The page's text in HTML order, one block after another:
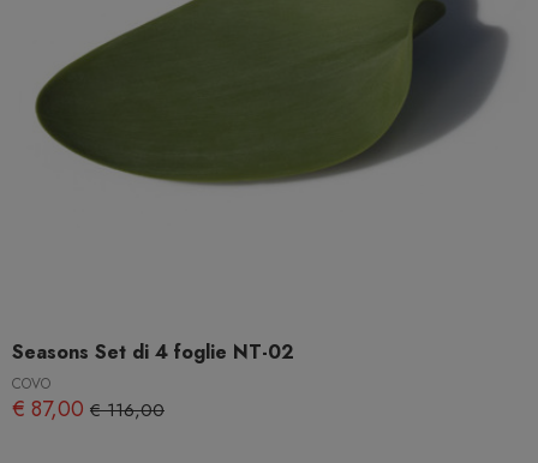
Seasons Set di 4 foglie NT-02
COVO
€ 87,00 € 116,00